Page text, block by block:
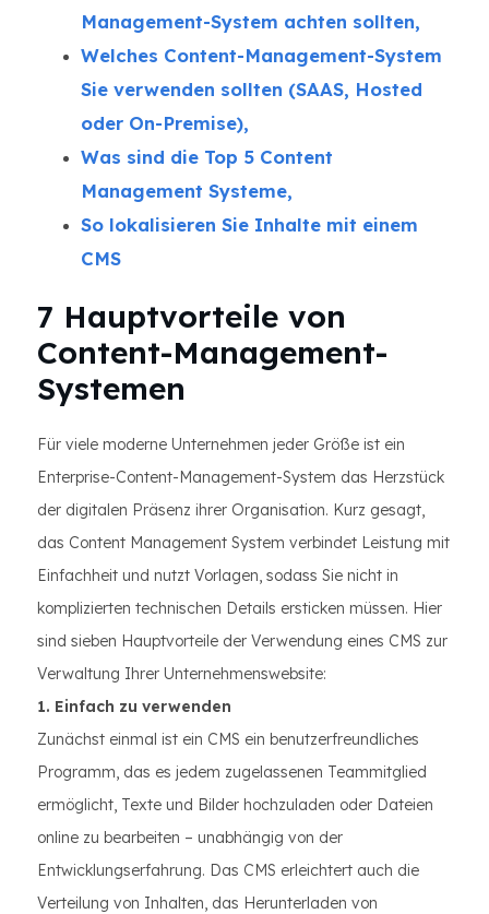
Management-System achten sollten,
Welches Content-Management-System
Sie verwenden sollten (SAAS, Hosted
oder On-Premise),
Was sind die Top 5 Content
Management Systeme,
So lokalisieren Sie Inhalte mit einem
CMS
7 Hauptvorteile von
Content-Management-
Systemen
Für viele moderne Unternehmen jeder Größe ist ein
Enterprise-Content-Management-System das Herzstück
der digitalen Präsenz ihrer Organisation. Kurz gesagt,
das Content Management System verbindet Leistung mit
Einfachheit und nutzt Vorlagen, sodass Sie nicht in
komplizierten technischen Details ersticken müssen. Hier
sind sieben Hauptvorteile der Verwendung eines CMS zur
Verwaltung Ihrer Unternehmenswebsite:
1. Einfach zu verwenden
Zunächst einmal ist ein CMS ein benutzerfreundliches
Programm, das es jedem zugelassenen Teammitglied
ermöglicht, Texte und Bilder hochzuladen oder Dateien
online zu bearbeiten – unabhängig von der
Entwicklungserfahrung. Das CMS erleichtert auch die
Verteilung von Inhalten, das Herunterladen von